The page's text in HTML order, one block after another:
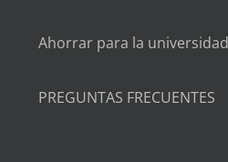
Ahorrar para la universidad
PREGUNTAS FRECUENTES